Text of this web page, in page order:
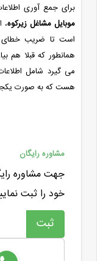
برای جمع آوری
موبایل مشاغل زیرکوه،
است تا ضریب خطای
همانطور که قبلا هم
می گیرد شامل
هست که به صورت یکجا
مشاوره رایگان
جهت مشاوره
خود را ثبت